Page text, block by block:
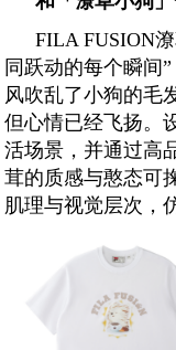
FILA FUSION
同跃动的每个瞬间
风吹乱了小狗的毛
但心情已经飞扬。
活场景，并通过高
茸的质感与憨态可
肌理与视觉层次，